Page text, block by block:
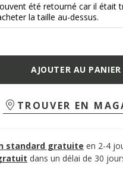
été retourné car il était
la taille au-dessus.
AJOUTER AU PANIER
TROUVER EN
standard gratuite en 2-4
dans un délai de 30